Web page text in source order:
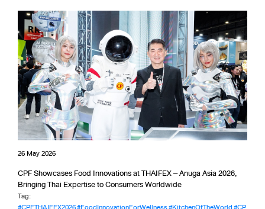
26 May 2026
CPF Showcases Food Innovations at THAIFEX – Anuga Asia 2026,
Bringing Thai Expertise to Consumers Worldwide
Tag: